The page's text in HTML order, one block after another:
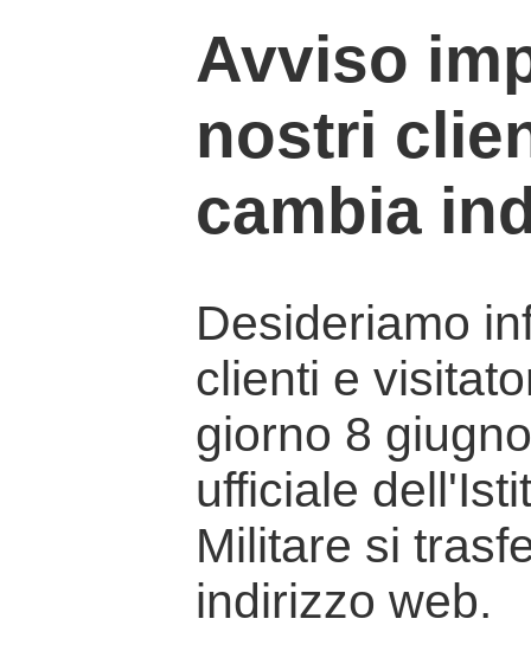
Avviso
nostri
cambia
Desideriamo
clienti e
giorno 8
ufficiale
Militare si
indirizzo web.